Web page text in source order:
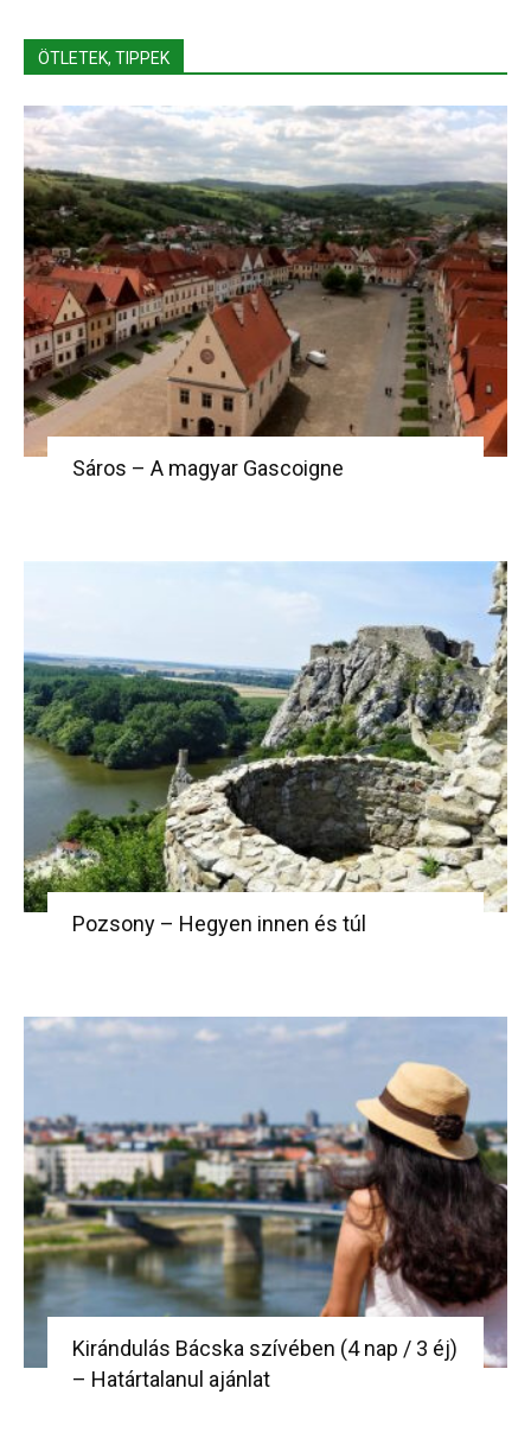
ÖTLETEK, TIPPEK
Sáros – A magyar Gascoigne
Pozsony – Hegyen innen és túl
Kirándulás Bácska szívében (4 nap / 3 éj)
– Határtalanul ajánlat